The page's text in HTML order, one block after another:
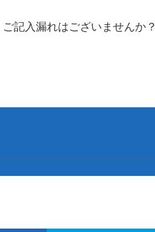
ご記入漏れはございませんか？